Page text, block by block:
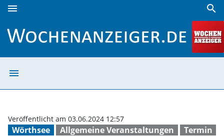
menu search
menu
Wörthsee Allgemeine Veranstaltungen Termin
Veröffentlicht am 03.06.2024 12:57